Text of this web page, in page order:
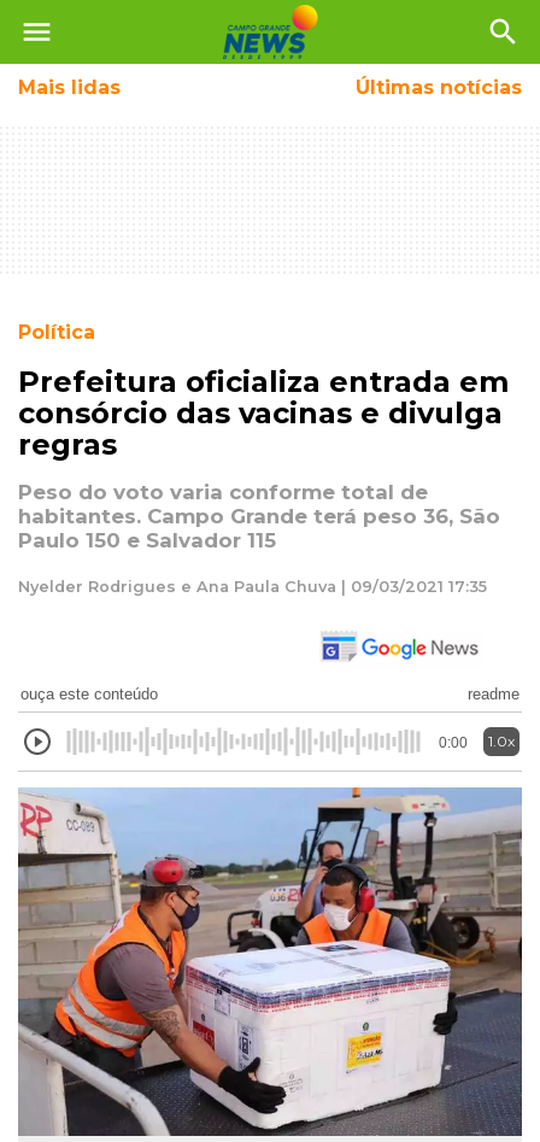
menu search
Mais lidas Últimas notícias
Política
Prefeitura oficializa entrada em
consórcio das vacinas e divulga
regras
Peso do voto varia conforme total de
habitantes. Campo Grande terá peso 36, São
Paulo 150 e Salvador 115
Nyelder Rodrigues e Ana Paula Chuva | 09/03/2021 17:35
ouça este conteúdo readme
0:00 1.0x